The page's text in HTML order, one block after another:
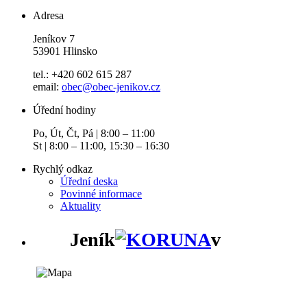
Adresa
Jeníkov 7
53901 Hlinsko
tel.: +420 602 615 287
email: obec@obec-jenikov.cz
Úřední hodiny
Po, Út, Čt, Pá | 8:00 – 11:00
St | 8:00 – 11:00, 15:30 – 16:30
Rychlý odkaz
Úřední deska
Povinné informace
Aktuality
Jeník v